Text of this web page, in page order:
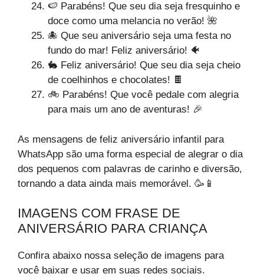
🍉 Parabéns! Que seu dia seja fresquinho e
doce como uma melancia no verão! 🌺
🐙 Que seu aniversário seja uma festa no
fundo do mar! Feliz aniversário! 🐠
🐇 Feliz aniversário! Que seu dia seja cheio
de coelhinhos e chocolates! 🍫
🚲 Parabéns! Que você pedale com alegria
para mais um ano de aventuras! 🎉
As mensagens de feliz aniversário infantil para
WhatsApp são uma forma especial de alegrar o dia
dos pequenos com palavras de carinho e diversão,
tornando a data ainda mais memorável. 🥳📱
IMAGENS COM FRASE DE
ANIVERSÁRIO PARA CRIANÇA
Confira abaixo nossa seleção de imagens para
você baixar e usar em suas redes sociais.